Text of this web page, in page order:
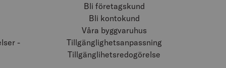
-
Bli företagskund
Bli kontokund
Våra byggvaruhus
Tillgänglighetsanpassning
Tillgänglihetsredogörelse